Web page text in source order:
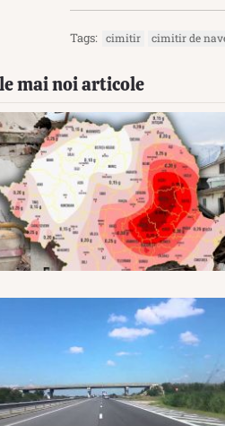
Tags: cimitir cimitir de
mai noi articole